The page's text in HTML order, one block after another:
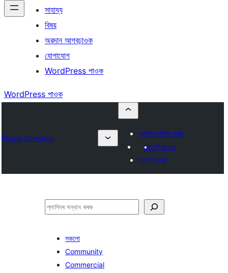
সাহায্য
বিষয়
অৱদান আগবঢ়াওক
যোগাযোগ
WordPress পাওক
WordPress পাওক
Plugin Directory
প্লাগিন দাখিল কৰক
মোৰ প্ৰিয়বোৰ
লগ ইন কৰক
সন্ধান
সকলো
Community
Commercial